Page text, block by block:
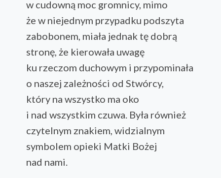
w cudowną moc gromnicy, mimo
że w niejednym przypadku podszyta
zabobonem, miała jednak tę dobrą
stronę, że kierowała uwagę
ku rzeczom duchowym i przypominała
o naszej zależności od Stwórcy,
który na wszystko ma oko
i nad wszystkim czuwa. Była również
czytelnym znakiem, widzialnym
symbolem opieki Matki Bożej
nad nami.